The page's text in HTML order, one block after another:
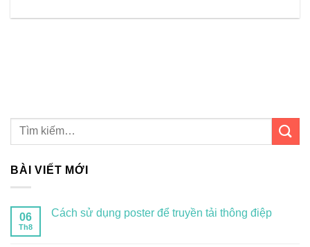
BÀI VIẾT MỚI
06
Th8
Cách sử dụng poster để truyền tải thông điệp